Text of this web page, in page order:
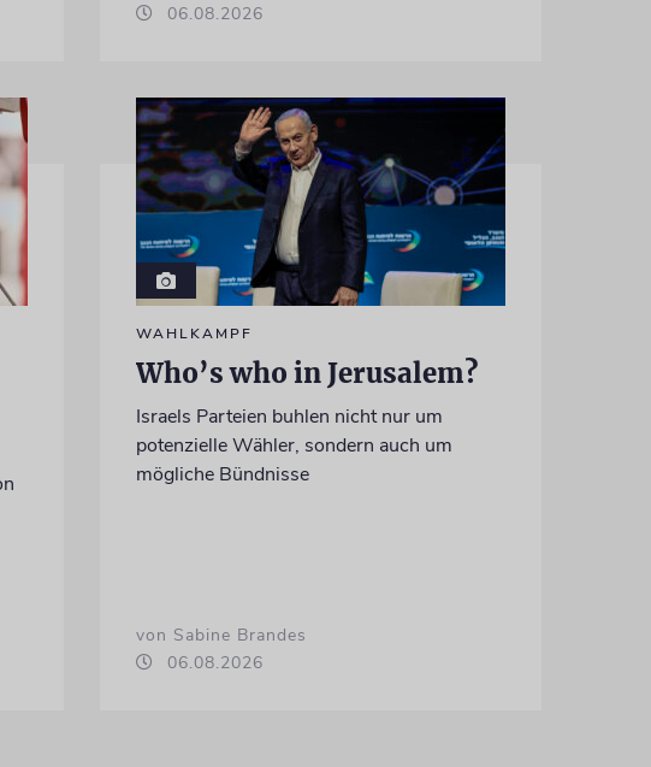
06.08.2026
WAHLKAMPF
Who’s who in Jerusalem?
Israels Parteien buhlen nicht nur um
potenzielle Wähler, sondern auch um
mögliche Bündnisse
von Sabine Brandes
06.08.2026